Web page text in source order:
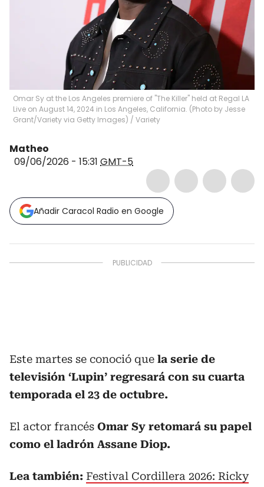
Omar Sy at the Los Angeles premiere of "The Killer" held at Regal LA
Live on August 14, 2024 in Los Angeles, California. (Photo by Jesse
Grant/Variety via Getty Images) / Variety
Matheo
09/06/2026 - 15:31 GMT-5
Añadir Caracol Radio en Google
Este martes se conoció que la serie de
televisión ‘Lupin’ regresará con su cuarta
temporada el 23 de octubre.
El actor francés Omar Sy retomará su papel
como el ladrón Assane Diop.
Lea también: Festival Cordillera 2026: Ricky